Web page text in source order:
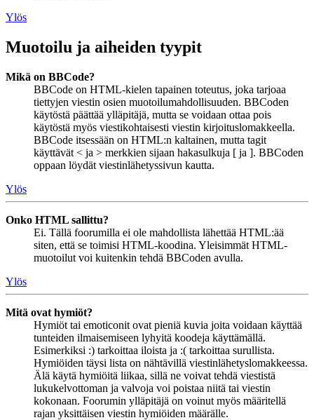
Ylös
Muotoilu ja aiheiden tyypit
Mikä on BBCode?
BBCode on HTML-kielen tapainen toteutus, joka tarjoaa
tiettyjen viestin osien muotoilumahdollisuuden. BBCoden
käytöstä päättää ylläpitäjä, mutta se voidaan ottaa pois
käytöstä myös viestikohtaisesti viestin kirjoituslomakkeella.
BBCode itsessään on HTML:n kaltainen, mutta tagit
käyttävät < ja > merkkien sijaan hakasulkuja [ ja ]. BBCoden
oppaan löydät viestinlähetyssivun kautta.
Ylös
Onko HTML sallittu?
Ei. Tällä foorumilla ei ole mahdollista lähettää HTML:ää
siten, että se toimisi HTML-koodina. Yleisimmät HTML-
muotoilut voi kuitenkin tehdä BBCoden avulla.
Ylös
Mitä ovat hymiöt?
Hymiöt tai emoticonit ovat pieniä kuvia joita voidaan käyttää
tunteiden ilmaisemiseen lyhyitä koodeja käyttämällä.
Esimerkiksi :) tarkoittaa iloista ja :( tarkoittaa surullista.
Hymiöiden täysi lista on nähtävillä viestinlähetyslomakkeessa.
Älä käytä hymiöitä liikaa, sillä ne voivat tehdä viestistä
lukukelvottoman ja valvoja voi poistaa niitä tai viestin
kokonaan. Foorumin ylläpitäjä on voinut myös määritellä
rajan yksittäisen viestin hymiöiden määrälle.